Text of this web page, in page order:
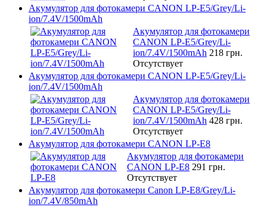
Акумулятор для фотокамери CANON LP-E5/Grey/Li-
ion/7.4V/1500mAh
Акумулятор для фотокамери
CANON LP-E5/Grey/Li-
ion/7.4V/1500mAh 218 грн.
Отсутствует
Акумулятор для фотокамери CANON LP-E5/Grey/Li-
ion/7.4V/1500mAh
Акумулятор для фотокамери
CANON LP-E5/Grey/Li-
ion/7.4V/1500mAh 428 грн.
Отсутствует
Акумулятор для фотокамери CANON LP-E8
Акумулятор для фотокамери
CANON LP-E8 291 грн.
Отсутствует
Акумулятор для фотокамери Canon LP-E8/Grey/Li-
ion/7.4V/850mAh